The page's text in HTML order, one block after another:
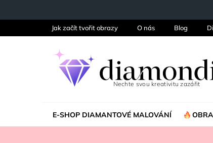
Jak začít tvořit obrazy O nás Blog
E-SHOP DIAMANTOVÉ MALOVÁNÍ